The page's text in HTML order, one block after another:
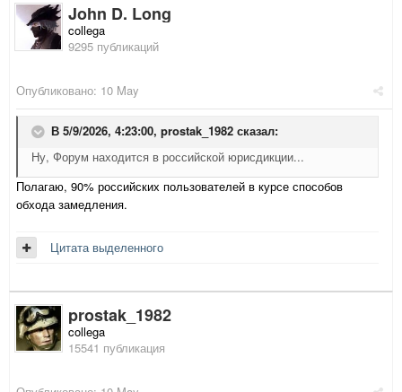
John D. Long
collega
9295 публикаций
Опубликовано: 10 May
В 5/9/2026, 4:23:00, prostak_1982 сказал:
Ну, Форум находится в российской юрисдикции...
Полагаю, 90% российских пользователей в курсе способов
обхода замедления.
Цитата выделенного
prostak_1982
collega
15541 публикация